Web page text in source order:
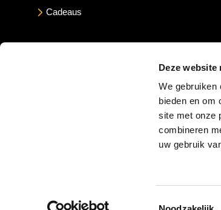
Deze website
We gebruiken
bieden en om
site met onze
combineren
uw gebruik
Cadeaus